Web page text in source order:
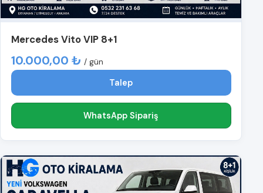
Mercedes Vito VIP 8+1
10.000,00 ₺ / gün
Talep
WhatsApp Sipariş